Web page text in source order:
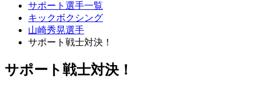
サポート選手一覧
キックボクシング
山崎秀晃選手
サポート戦士対決！
サポート戦士対決！